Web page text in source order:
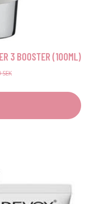
3 BOOSTER (100ML)